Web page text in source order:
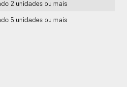
2 unidades ou mais
5 unidades ou mais